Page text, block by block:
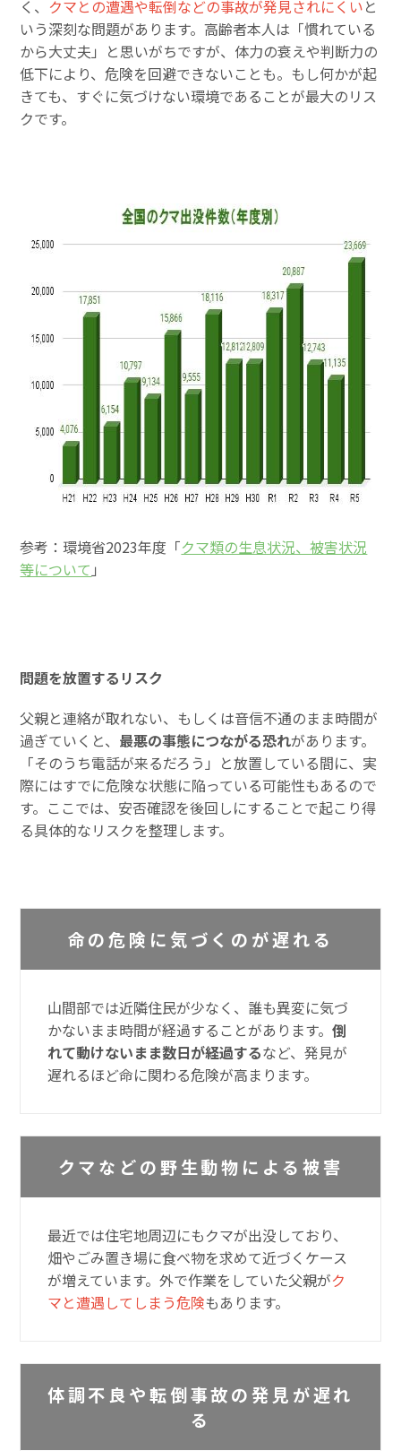
く、 クマとの遭遇や転倒などの事故が発見されにくいと
いう深刻な問題があります。高齢者本人は「慣れている
から大丈夫」と思いがちですが、体力の衰えや判断力の
低下により、危険を回避できないことも。もし何かが起
きても、すぐに気づけない環境であることが最大のリス
クです。
参考：環境省2023年度「クマ類の生息状況、被害状況
等について 」
問題を放置するリスク
父親と連絡が取れない、もしくは音信不通のまま時間が
過ぎていくと、 最悪の事態につながる恐れがあります。
「そのうち電話が来るだろう」と放置している間に、実
際にはすでに危険な状態に陥っている可能性もあるので
す。ここでは、安否確認を後回しにすることで起こり得
る具体的なリスクを整理します。
命の危険に気づくのが遅れる
山間部では近隣住民が少なく、誰も異変に気づ
かないまま時間が経過することがあります。倒
れて動けないまま数日が経過するなど、発見が
遅れるほど命に関わる危険が高まります。
クマなどの野生動物による被害
最近では住宅地周辺にもクマが出没しており、
畑やごみ置き場に食べ物を求めて近づくケース
が増えています。外で作業をしていた父親がク
マと遭遇してしまう危険もあります。
体調不良や転倒事故の発見が遅れ
る